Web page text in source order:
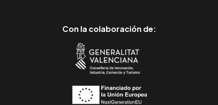
Con la colaboración de: